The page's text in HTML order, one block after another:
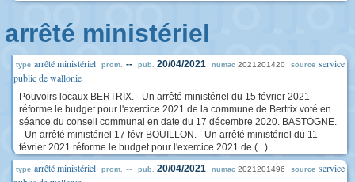
arrêté ministériel
type arrêté ministériel prom. -- pub. 20/04/2021 numac 2021201420 source service
public de wallonie
Pouvoirs locaux BERTRIX. - Un arrêté ministériel du 15 février 2021
réforme le budget pour l'exercice 2021 de la commune de Bertrix voté en
séance du conseil communal en date du 17 décembre 2020. BASTOGNE.
- Un arrêté ministériel 17 févr BOUILLON. - Un arrêté ministériel du 11
février 2021 réforme le budget pour l'exercice 2021 de (...)
type arrêté ministériel prom. -- pub. 20/04/2021 numac 2021201496 source service